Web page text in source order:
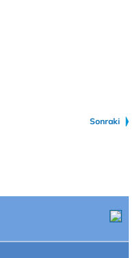
Sonraki